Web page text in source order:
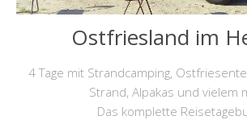
Ostfriesland im
4 Tage mit Strandcamping,
Strand, Alpakas und vielem
Das komplette